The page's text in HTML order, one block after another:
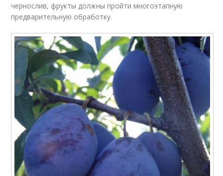
чернослив, фрукты должны пройти многоэтапную
предварительную обработку.